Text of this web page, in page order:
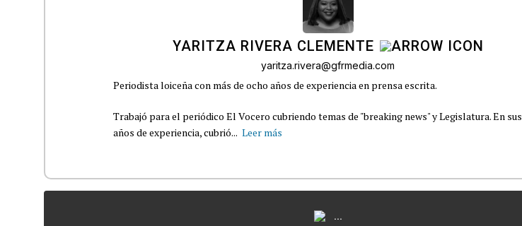
YARITZA RIVERA CLEMENTE
yaritza.rivera@gfrmedia.com
Periodista loiceña con más de ocho años de experiencia en prensa escrita.
Trabajó para el periódico El Vocero cubriendo temas de "breaking news" y Legislatura. En sus
años de experiencia, cubrió... Leer más
...